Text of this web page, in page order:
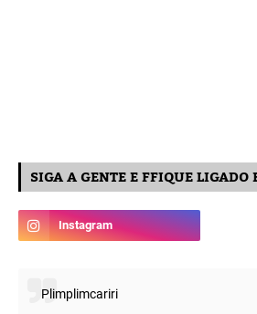
SIGA A GENTE E FFIQUE LIGADO
Plimplimcariri